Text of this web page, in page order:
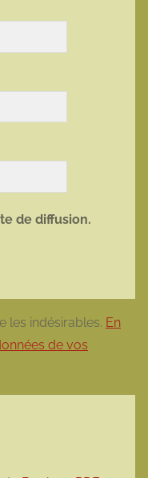
de diffusion.
les indésirables. En
de vos